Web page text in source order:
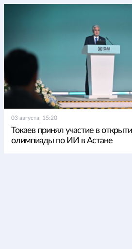
03 августа, 15:20
Токаев принял участие в
олимпиады по ИИ в Астане